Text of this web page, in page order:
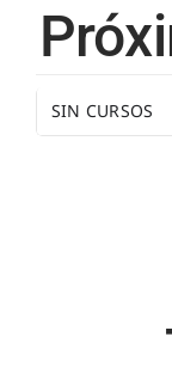
SIN CURSOS